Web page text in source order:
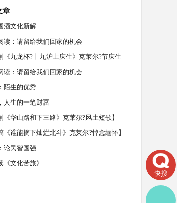
章
酒文化新解
读：请留给我们回家的机会
《九龙杯?十九沪上庆生》克莱尔?节庆生
读：请留给我们回家的机会
陌生的优秀
人生的一笔财富
《华山路和下三路》克莱尔?风土短歌】
《谁能摘下灿烂北斗》克莱尔?悼念缅怀】
论民智国强
《文化苦旅》
快搜